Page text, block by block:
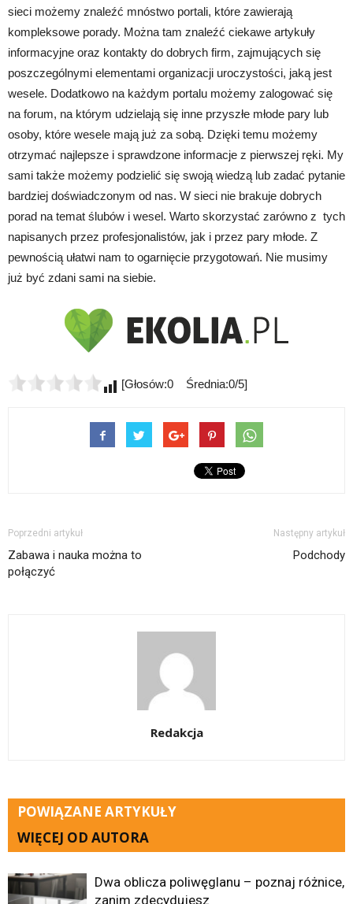
sieci możemy znaleźć mnóstwo portali, które zawierają
kompleksowe porady. Można tam znaleźć ciekawe artykuły
informacyjne oraz kontakty do dobrych firm, zajmujących się
poszczególnymi elementami organizacji uroczystości, jaką jest
wesele. Dodatkowo na każdym portalu możemy zalogować się
na forum, na którym udzielają się inne przyszłe młode pary lub
osoby, które wesele mają już za sobą. Dzięki temu możemy
otrzymać najlepsze i sprawdzone informacje z pierwszej ręki. My
sami także możemy podzielić się swoją wiedzą lub zadać pytanie
bardziej doświadczonym od nas. W sieci nie brakuje dobrych
porad na temat ślubów i wesel. Warto skorzystać zarówno z tych
napisanych przez profesjonalistów, jak i przez pary młode. Z
pewnością ułatwi nam to ogarnięcie przygotowań. Nie musimy
już być zdani sami na siebie.
[Głosów:0 Średnia:0/5]
Poprzedni artykuł
Zabawa i nauka można to
połączyć
Następny artykuł
Podchody
Redakcja
POWIĄZANE ARTYKUŁY
WIĘCEJ OD AUTORA
Dwa oblicza poliwęglanu – poznaj różnice,
zanim zdecydujesz